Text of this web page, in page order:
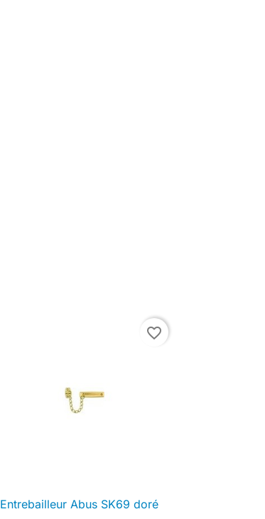
favorite_border
 Aperçu rapide
Entrebailleur Abus SK69 doré